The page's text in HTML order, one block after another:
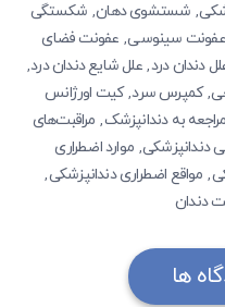
, شستشوی دهان, شکستگی
عفونت سینوسی, عفونت فضای
دندان‌ درد,علل شایع دندان درد,
,کمپرس سرد,کیت اورژانس
مراجعه به دندانپزشک, مراقبت‌های
دندانپزشکی, موارد اضطراری
, مواقع اضطراری دندانپزشکی,
دندان
ها